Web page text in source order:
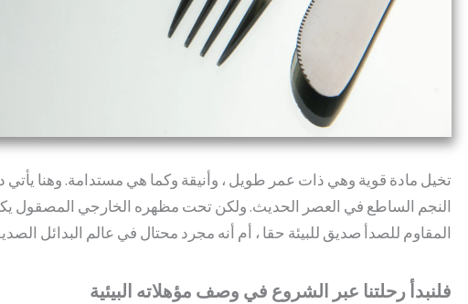
تخيل مادة قوية وهي ذات عمر طويل ، وأنيقة وكما هي مستدامة. وهنا يأتي
النجم الساطع في العصر الحديث. ولكن تحت مظهره الخارجي المصقول
المقاوم للصدأ صديق للبيئة حقا ، أم أنه مجرد محتال في عالم البدائل
فلنبدأ رحلتنا عبر الشروع في وصف مؤهلاته البيئية